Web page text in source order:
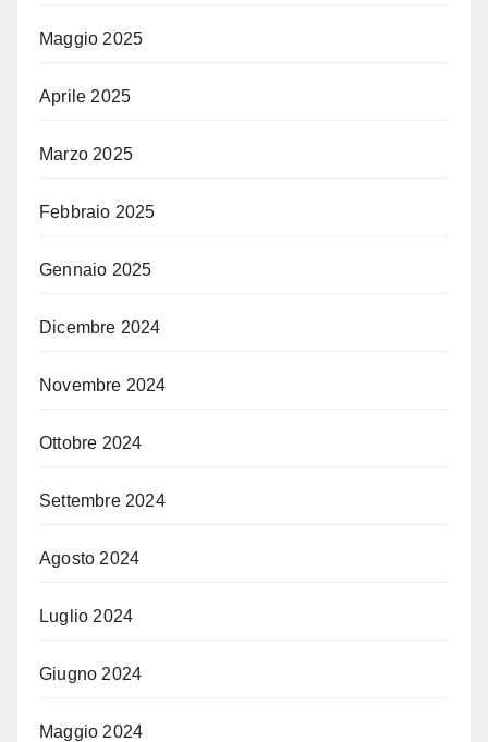
Maggio 2025
Aprile 2025
Marzo 2025
Febbraio 2025
Gennaio 2025
Dicembre 2024
Novembre 2024
Ottobre 2024
Settembre 2024
Agosto 2024
Luglio 2024
Giugno 2024
Maggio 2024